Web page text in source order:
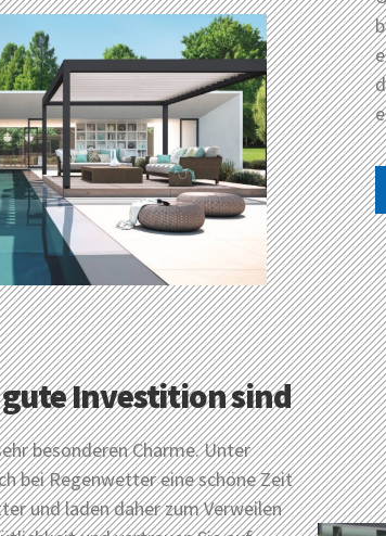
Investition sind
besonderen Charme. Unter
bei Regenwetter eine schöne Zeit
und laden daher zum Verweilen